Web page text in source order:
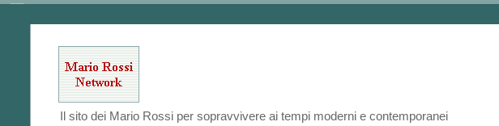
Il sito dei Mario Rossi per sopravvivere ai tempi moderni e contemporanei